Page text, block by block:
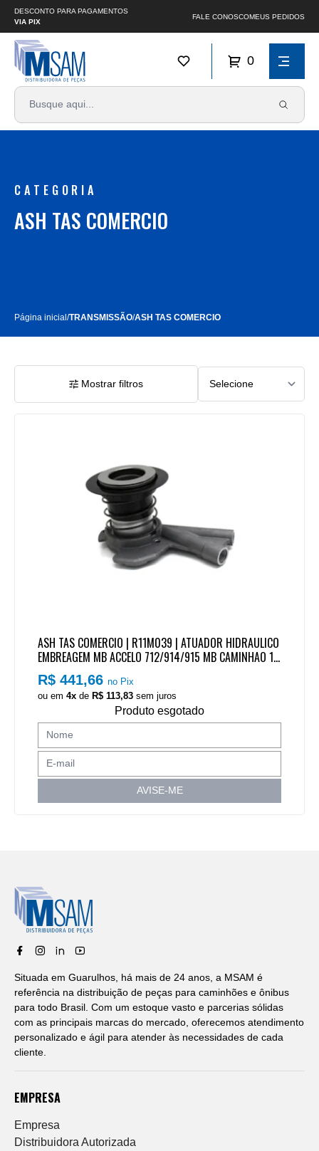
DESCONTO PARA PAGAMENTOS
VIA PIX
FALE CONOSCOMEUS PEDIDOS
0
CATEGORIA
ASH TAS COMERCIO
Página inicial/TRANSMISSÃO/ASH TAS COMERCIO
Mostrar filtros
ASH TAS COMERCIO | R11M039 | ATUADOR HIDRAULICO
EMBREAGEM MB ACCELO 712/914/915 MB CAMINHAO 12
15C/1218/1620/1718/1725/2428 MB ONIBUS OF1722 C/
CX CAMBIO ZF/EATON/G60/G85/G221/G231
R$ 441,66no Pix
ou em4x de R$ 113,83 sem juros
Produto esgotado
AVISE-ME
Situada em Guarulhos, há mais de 24 anos, a MSAM é
referência na distribuição de peças para caminhões e ônibus
para todo Brasil. Com um estoque vasto e parcerias sólidas
com as principais marcas do mercado, oferecemos atendimento
personalizado e ágil para atender às necessidades de cada
cliente.
EMPRESA
Empresa
Distribuidora Autorizada